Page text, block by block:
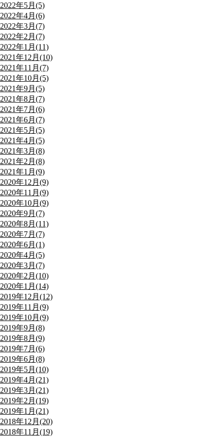
2022年5月(5)
2022年4月(6)
2022年3月(7)
2022年2月(7)
2022年1月(11)
2021年12月(10)
2021年11月(7)
2021年10月(5)
2021年9月(5)
2021年8月(7)
2021年7月(6)
2021年6月(7)
2021年5月(5)
2021年4月(5)
2021年3月(8)
2021年2月(8)
2021年1月(9)
2020年12月(9)
2020年11月(9)
2020年10月(9)
2020年9月(7)
2020年8月(11)
2020年7月(7)
2020年6月(1)
2020年4月(5)
2020年3月(7)
2020年2月(10)
2020年1月(14)
2019年12月(12)
2019年11月(9)
2019年10月(9)
2019年9月(8)
2019年8月(9)
2019年7月(6)
2019年6月(8)
2019年5月(10)
2019年4月(21)
2019年3月(21)
2019年2月(19)
2019年1月(21)
2018年12月(20)
2018年11月(19)